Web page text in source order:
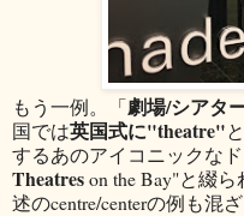
もう一例。「劇場/シアタ
国では英国式に"theatre"
するあのアイコニックな
Theatreson the Bay"と綴
述のcentre/centerの例も混